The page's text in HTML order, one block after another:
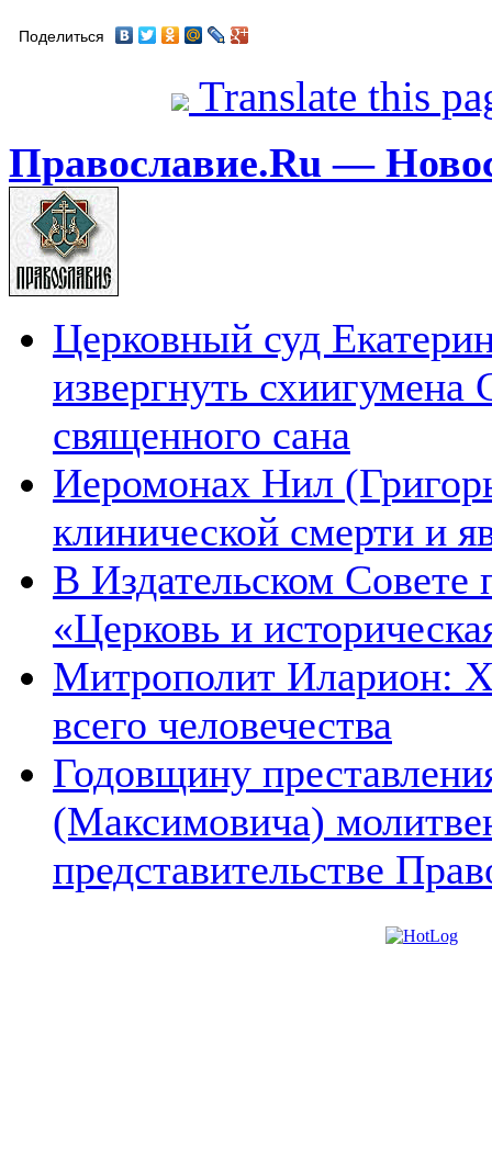
Поделиться
Translate this
Православие.Ru —
Церковный суд
извергнуть схиигумена
священного сана
Иеромонах Нил
клинической смерти и
В Издательском Совете
«Церковь и
Митрополит Иларион:
всего человечества
Годовщину
(Максимовича)
представительстве